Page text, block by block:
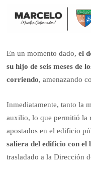
En un momento dado,el
su hijo de seis meses de
corriendo, amenazando
Inmediatamente, tanto la
auxilio, lo que permitió la
apostados en el edificio
saliera del edificio con el
trasladado a la Dirección